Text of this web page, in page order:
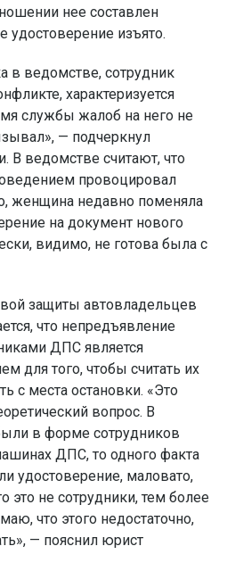
нее составлен
удостоверение изъято.
в ведомстве, сотрудник
характеризуется
службы жалоб на него не
— подчеркнул
В ведомстве считают, что
провоцировал
женщина недавно поменяла
на документ нового
видимо, не готова была с
защиты автовладельцев
что непредъявление
ДПС является
для того, чтобы считать их
с места остановки. «Это
вопрос. В
в форме сотрудников
ДПС, то одного факта
удостоверение, маловато,
это не сотрудники, тем более
что этого недостаточно,
— пояснил юрист